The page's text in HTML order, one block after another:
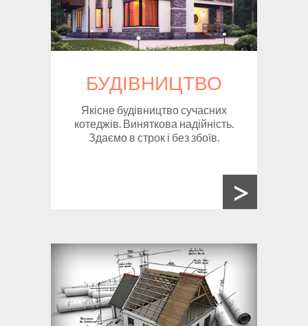
БУДІВНИЦТВО
Якісне будівництво сучасних
котеджів. Виняткова надійність.
Здаємо в строк і без збоїв.
>